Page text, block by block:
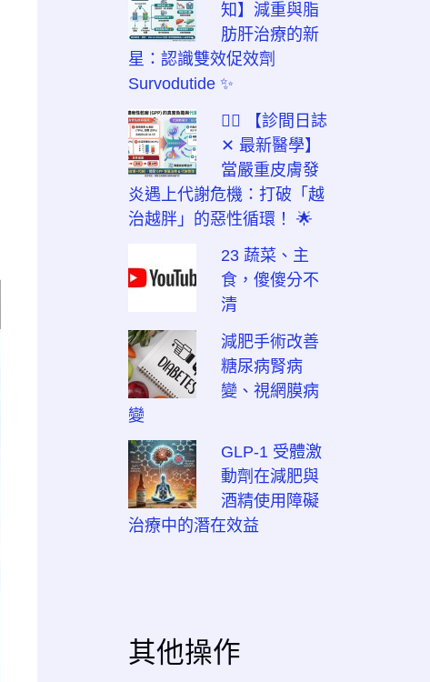
知】減重與脂
肪肝治療的新
星：認識雙效促效劑
Survodutide ✨
👨‍⚕️ 【診間日誌
✕ 最新醫學】
當嚴重皮膚發
炎遇上代謝危機：打破「越
治越胖」的惡性循環！ 🌟
23 蔬菜、主
食，傻傻分不
清
減肥手術改善
糖尿病腎病
變、視網膜病
變
GLP-1 受體激
動劑在減肥與
酒精使用障礙
治療中的潛在效益
其他操作